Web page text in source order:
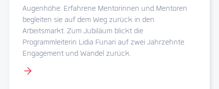
Augenhöhe: Erfahrene Mentorinnen und Mentoren
begleiten sie auf dem Weg zurück in den
Arbeitsmarkt. Zum Jubiläum blickt die
Programmleiterin Lidia Funari auf zwei Jahrzehnte
Engagement und Wandel zurück.